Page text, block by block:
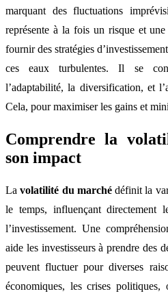
marquant des fluctuations
représente à la fois un risque et
fournir des stratégies
ces eaux turbulentes. Il se
l’adaptabilité, la diversification, et
Cela, pour maximiser les gains et
Comprendre la
son impact
Lavolatilité du marchédéfinit la
le temps, influençant directement
l’investissement. Une
aide les investisseurs à prendre des
peuvent fluctuer pour diverses
économiques, les crises politiques,